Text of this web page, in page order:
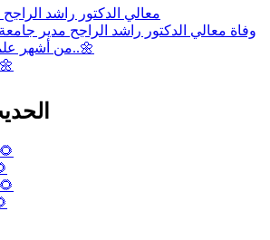
معالي الدكتور راشد
وفاة معالي الدكتور راشد الراجح مدير
🌼من أشهر علماء الشناقطة..🌼
🌼إشراقة نبوية 🌼
🌻إشراقة نبوية 🌻
🌻إشراقة نبوية 🌻